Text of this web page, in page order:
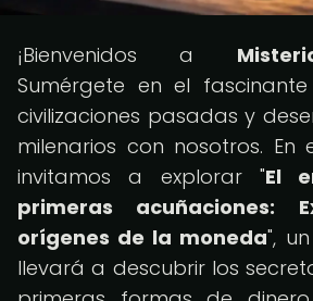
¡Bienvenidos a
Sumérgete en el
civilizaciones pasadas y
milenarios con nosotros. En
invitamos a explorar "El
primeras acuñaciones:
orígenes de la moneda",
llevará a descubrir los